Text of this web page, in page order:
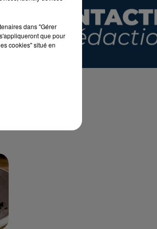
dans "Gérer
que pour
cookies" situé en